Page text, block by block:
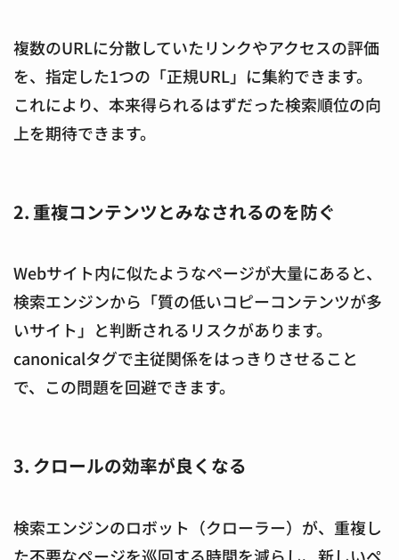
複数のURLに分散していたリンクやアクセスの評価
を、指定した1つの「正規URL」に集約できます。
これにより、本来得られるはずだった検索順位の向
上を期待できます。
2. 重複コンテンツとみなされるのを防ぐ
Webサイト内に似たようなページが大量にあると、
検索エンジンから「質の低いコピーコンテンツが多
いサイト」と判断されるリスクがあります。
canonicalタグで主従関係をはっきりさせること
で、この問題を回避できます。
3. クロールの効率が良くなる
検索エンジンのロボット（クローラー）が、重複し
た不要なページを巡回する時間を減らし、新しいペ